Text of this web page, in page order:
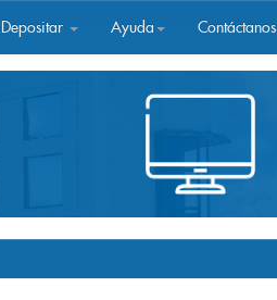
Depositar Ayuda Contáctanos